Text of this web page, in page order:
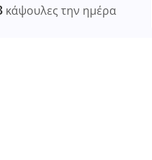
κάψουλες την ημέρα